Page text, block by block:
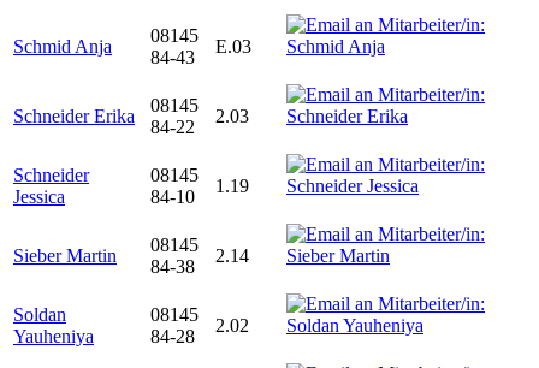
Schmid Anja
08145
84-43
E.03
Schneider Erika
08145
84-22
2.03
Schneider
Jessica
08145
84-10
1.19
Sieber Martin
08145
84-38
2.14
Soldan
Yauheniya
08145
84-28
2.02